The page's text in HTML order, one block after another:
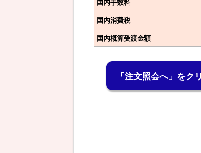
国内手数料
国内消費税
国内概算受渡金額
「注文照会へ」をク